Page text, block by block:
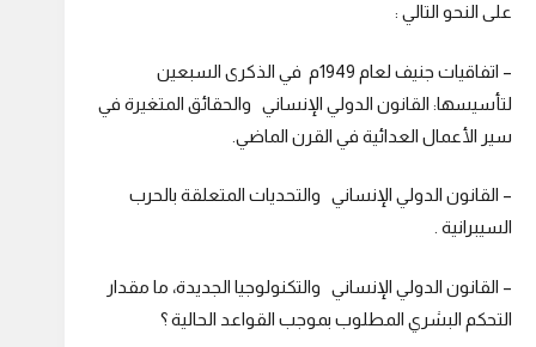
على النحو التالي :
– اتفاقيات جنيف لعام 1949م في الذكرى السبعين
لتأسيسها: القانون الدولي الإنساني والحقائق المتغيرة في
سير الأعمال العدائية في القرن الماضي.
– القانون الدولي الإنساني والتحديات المتعلقة بالحرب
السيبرانية .
– القانون الدولي الإنساني والتكنولوجيا الجديدة، ما مقدار
التحكم البشري المطلوب بموجب القواعد الحالية ؟